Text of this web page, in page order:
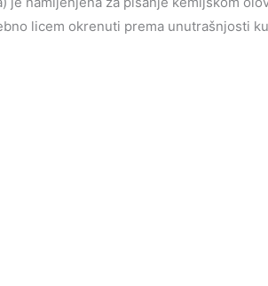
licem okrenuti prema unutrašnjosti